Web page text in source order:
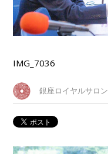
IMG_7036
銀座ロイヤルサロン